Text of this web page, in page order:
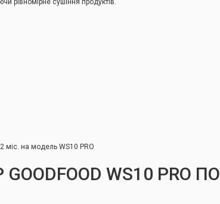
рівномірне сушіння продуктів.
міс. на модель WS10 PRO
WS10 PRO ПО